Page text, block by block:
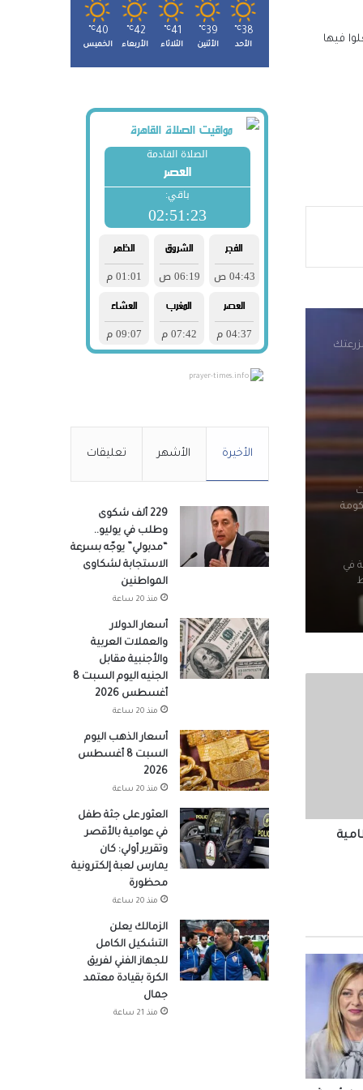
تسلقوا أسوارها وأشعلوا فيها
في
38
℃
الأحد
39
℃
الأثنين
41
℃
الثلاثاء
42
℃
الأربعاء
40
℃
الخميس
prayer-times.info
الأخيرة الأشهر تعليقات
229 ألف شكوى
وطلب في يوليو..
“مدبولي” يوجّه بسرعة
الاستجابة لشكاوى
المواطنين
منذ 20 ساعة
أسعار الدولار
والعملات العربية
والأجنبية مقابل
الجنيه اليوم السبت 8
أغسطس 2026
منذ 20 ساعة
أسعار الذهب اليوم
السبت 8 أغسطس
2026
منذ 20 ساعة
العثور على جثة طفل
في عوامية بالأقصر
وتقرير أولي: كان
يمارس لعبة إلكترونية
محظورة
منذ 20 ساعة
الزمالك يعلن
التشكيل الكامل
للجهاز الفني لفريق
الكرة بقيادة معتمد
جمال
منذ 21 ساعة